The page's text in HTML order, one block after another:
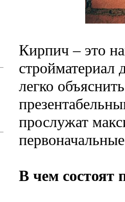
Кирпич – это
стройматериал
легко
прослужат
В чем состоят